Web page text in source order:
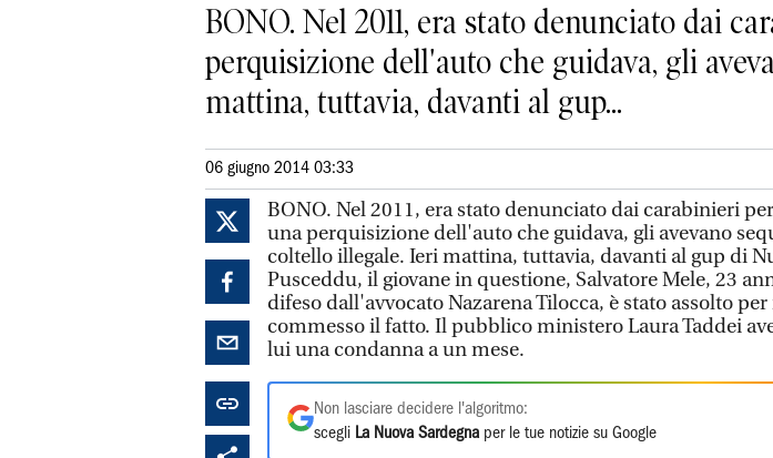
BONO. Nel 2011, era stato denunciato dai
perquisizione dell'auto che guidava, gli
mattina, tuttavia, davanti al gup...
06 giugno 2014 03:33
BONO. Nel 2011, era stato denunciato dai carabinieri
una perquisizione dell'auto che guidava, gli avevano
coltello illegale. Ieri mattina, tuttavia, davanti al gup di
Pusceddu, il giovane in questione, Salvatore Mele, 23
difeso dall'avvocato Nazarena Tilocca, è stato assolto
commesso il fatto. Il pubblico ministero Laura Taddei
lui una condanna a un mese.
Non lasciare decidere l'algoritmo:
scegli La Nuova Sardegna per le tue notizie su Google